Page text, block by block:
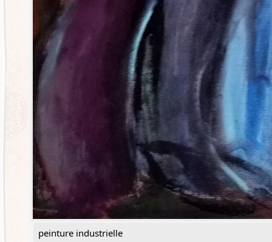
peinture industrielle